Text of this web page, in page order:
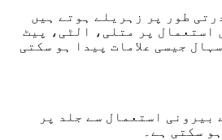
طور پر زہریلے ہوتے ہیں
استعمال پر متلی، الٹی، پیٹ
جیسی علامات پیدا ہو سکتی
بیرونی استعمال سے جلد پر
سکتی ہے۔